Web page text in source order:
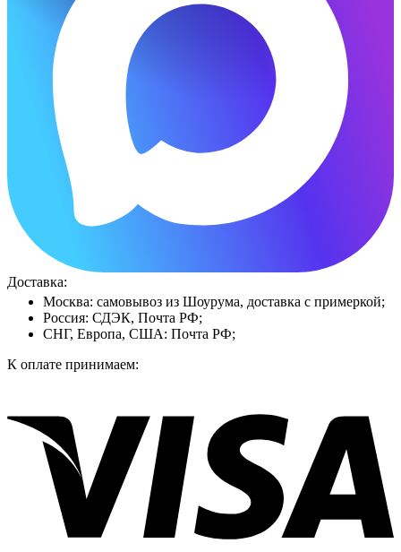
Доставка:
Москва: самовывоз из Шоурума, доставка с примеркой;
Россия: СДЭК, Почта РФ;
СНГ, Европа, США: Почта РФ;
К оплате принимаем: